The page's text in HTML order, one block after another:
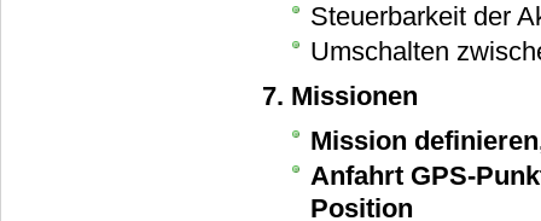
Steuerbarkeit der
Umschalten
7. Missionen
Mission
Anfahrt GPS-
Position